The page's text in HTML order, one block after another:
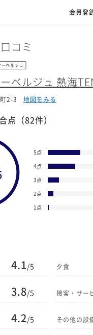
会員登
コミ
ーベルジュ
ベルジュ 熱海
2-3 地図をみる
点 （82件）
5点
4点
3点
2点
1点
4.1/5
3.8/5
4.2/5
夕食
接客・サー
その他の設